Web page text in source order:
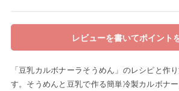
レビューを書いてポイント
「豆乳カルボナーラそうめん」のレシピと作
す。そうめんと豆乳で作る簡単冷製カルボナ